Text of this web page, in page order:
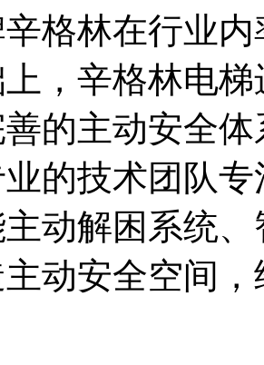
格林在行业
，辛格林电
的主动安全
的技术团队
动解困系统
动安全空间